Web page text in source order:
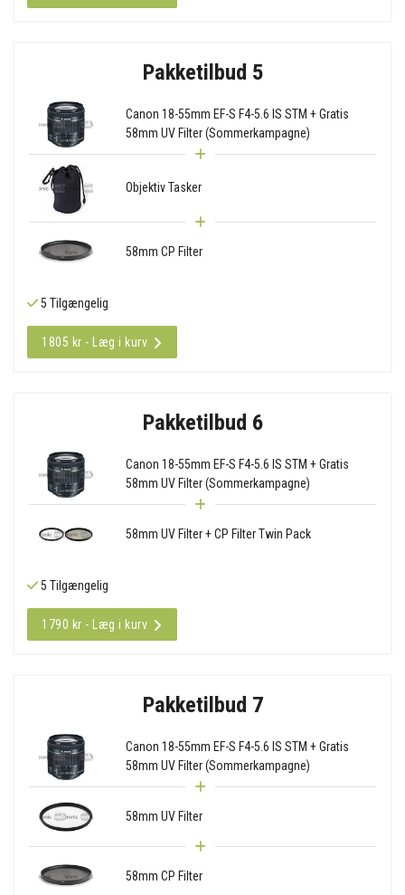
Pakketilbud 5
Canon 18-55mm EF-S F4-5.6 IS STM + Gratis
58mm UV Filter (Sommerkampagne)
Objektiv Tasker
58mm CP Filter
5 Tilgængelig
1805 kr - Læg i kurv
Pakketilbud 6
Canon 18-55mm EF-S F4-5.6 IS STM + Gratis
58mm UV Filter (Sommerkampagne)
58mm UV Filter + CP Filter Twin Pack
5 Tilgængelig
1790 kr - Læg i kurv
Pakketilbud 7
Canon 18-55mm EF-S F4-5.6 IS STM + Gratis
58mm UV Filter (Sommerkampagne)
58mm UV Filter
58mm CP Filter